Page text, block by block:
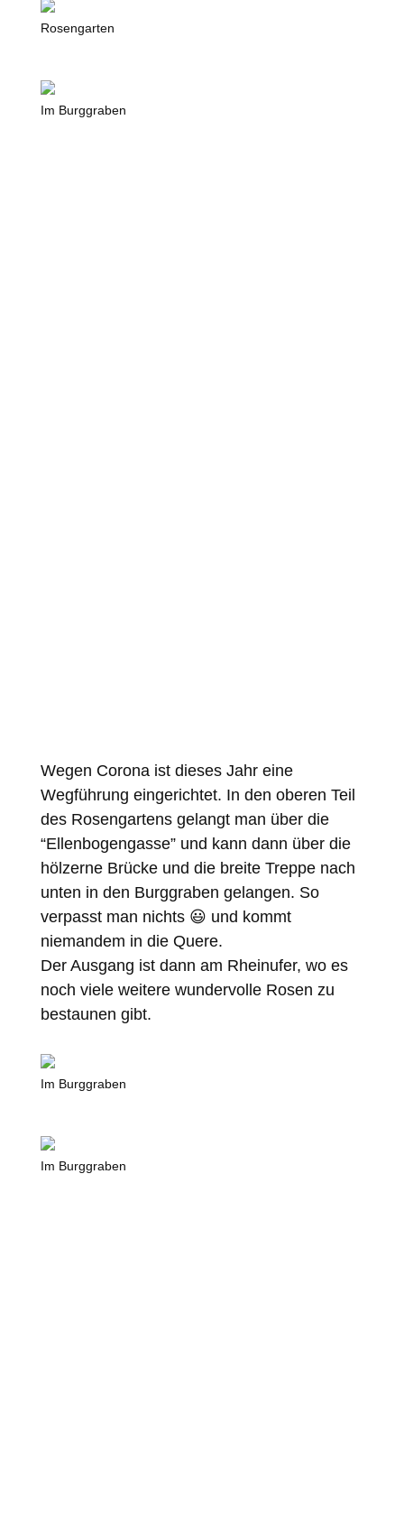
Rosengarten
Im Burggraben
Wegen Corona ist dieses Jahr eine
Wegführung eingerichtet. In den oberen Teil
des Rosengartens gelangt man über die
“Ellenbogengasse” und kann dann über die
hölzerne Brücke und die breite Treppe nach
unten in den Burggraben gelangen. So
verpasst man nichts 😃 und kommt
niemandem in die Quere.
Der Ausgang ist dann am Rheinufer, wo es
noch viele weitere wundervolle Rosen zu
bestaunen gibt.
Im Burggraben
Im Burggraben